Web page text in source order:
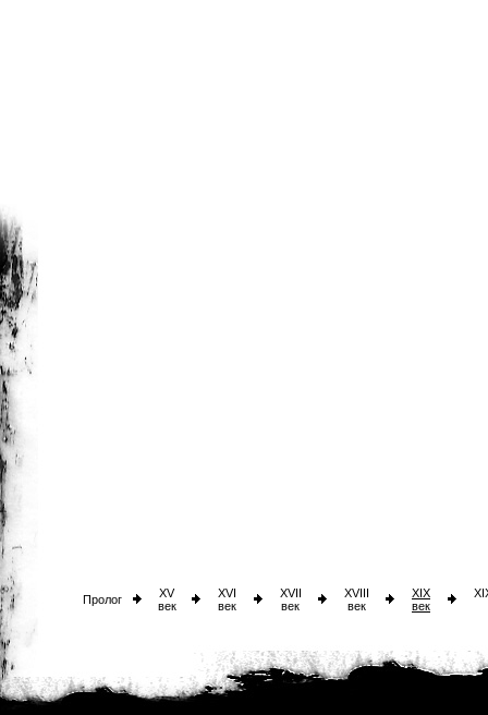
Пролог
XV
век
XVI
век
XVII
век
XVIII
век
XIX
век